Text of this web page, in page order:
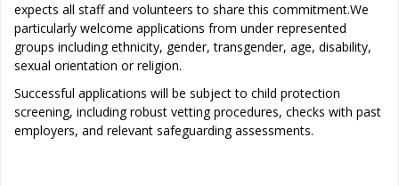
expects all staff and volunteers to share this commitment.We
particularly welcome applications from under represented
groups including ethnicity, gender, transgender, age, disability,
sexual orientation or religion.
Successful applications will be subject to child protection
screening, including robust vetting procedures, checks with past
employers, and relevant safeguarding assessments.